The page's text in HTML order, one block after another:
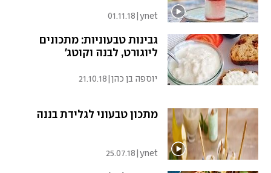
ynet
|
01.11.18
גבינות טבעוניות: מתכונים
ליוגורט, לבנה וקוטג'
יוספה בן כהן|
21.10.18
מתכון טבעוני לגלידת בננה
ynet
|
25.07.18